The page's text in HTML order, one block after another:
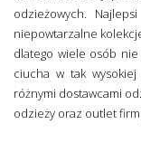
odzieżowych.
niepowtarzalne
dlatego wiele osób
ciucha w tak
różnymi dostawcami
odzieży oraz outlet